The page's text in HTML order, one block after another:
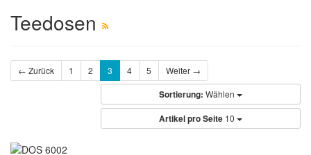
Teedosen
← Zurück 1 2 3 4 5 Weiter →
Sortierung: Wählen
Artikel pro Seite 10